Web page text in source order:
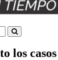
Search
los